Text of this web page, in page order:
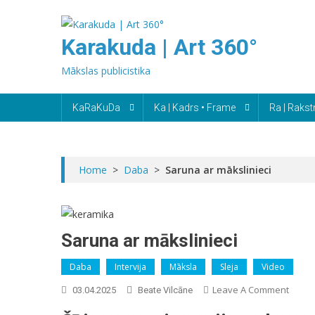
Karakuda | Art 360°
Mākslas publicistika
KaRaKuDa Ka | Kadrs • Frame Ra |
Home > Daba > Saruna ar mākslinieci
Saruna ar mākslinieci
Daba Intervija Māksla Sleja Video
03.04.2025 Beate Vilcāne Leave A CommentOn